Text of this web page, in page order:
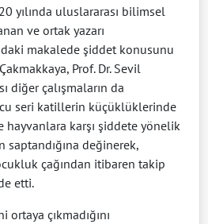
yılında uluslararası bilimsel
ve ortak yazarı
makalede şiddet konusunu
Prof. Dr. Sevil
diğer çalışmaların da
seri katillerin küçüklüklerinde
hayvanlara karşı şiddete yönelik
değinerek,
çağından itibaren takip
etti.
çıkmadığını